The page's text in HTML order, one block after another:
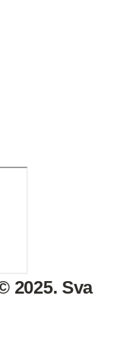
2025. Sva